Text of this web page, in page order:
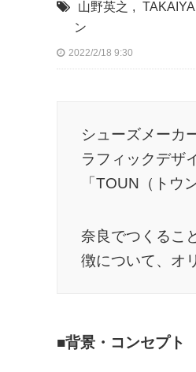
山野英之 ,
ン
2022/2/18 9:30
シューズメーカ
ラフィックデザ
「TOUN（トウ
奈良でつくるこ
徴について、オ
■背景・コンセプト